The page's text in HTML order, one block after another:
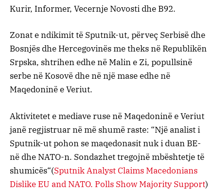
Kurir, Informer, Vecernje Novosti dhe B92.
Zonat e ndikimit të Sputnik-ut, përveç Serbisë dhe
Bosnjës dhe Hercegovinës me theks në Republikën
Srpska, shtrihen edhe në Malin e Zi, popullsinë
serbe në Kosovë dhe në një mase edhe në
Maqedoninë e Veriut.
Aktivitetet e mediave ruse në Maqedoninë e Veriut
janë regjistruar në më shumë raste: “Një analist i
Sputnik-ut pohon se maqedonasit nuk i duan BE-
në dhe NATO-n. Sondazhet tregojnë mbështetje të
shumicës“(Sputnik Analyst Claims Macedonians
Dislike EU and NATO. Polls Show Majority Support)